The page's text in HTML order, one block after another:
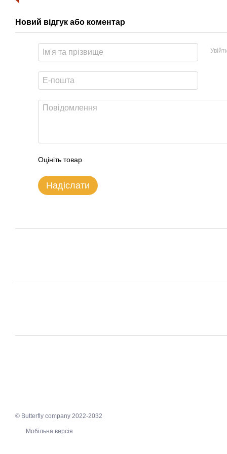
Новий відгук або коментар
Оцініть товар
Надіслати
© Butterfly company 2022-2032
Мобільна версія